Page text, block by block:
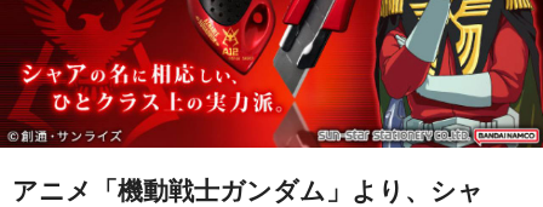
アニメ「機動戦士ガンダム」より、シャ